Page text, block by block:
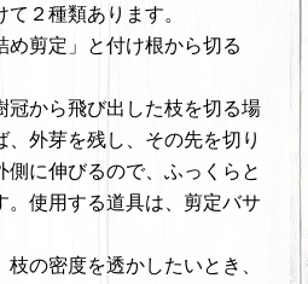
２種類あります。
め剪定」と付け根から切る
冠から飛び出した枝を切る場
外芽を残し、その先を切り
側に伸びるので、ふっくらと
。使用する道具は、剪定バサ
枝の密度を透かしたいとき、